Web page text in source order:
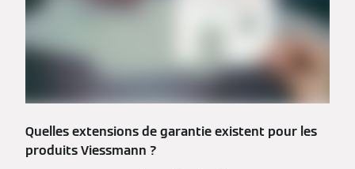
Quelles extensions de garantie existent pour les
produits Viessmann ?